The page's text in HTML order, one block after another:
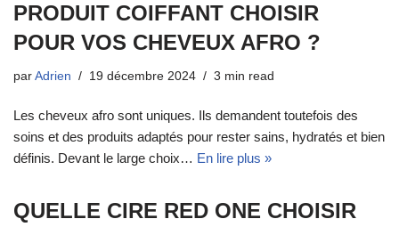
PRODUIT COIFFANT CHOISIR
POUR VOS CHEVEUX AFRO ?
par Adrien 19 décembre 2024 3 min read
Les cheveux afro sont uniques. Ils demandent toutefois des
soins et des produits adaptés pour rester sains, hydratés et bien
définis. Devant le large choix… En lire plus »
QUELLE CIRE RED ONE CHOISIR